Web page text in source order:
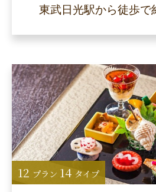
東武日光駅から徒歩で
12 プラン 14 タイプ